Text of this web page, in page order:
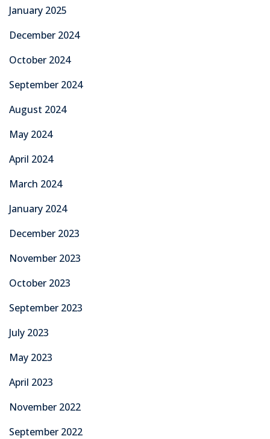
January 2025
December 2024
October 2024
September 2024
August 2024
May 2024
April 2024
March 2024
January 2024
December 2023
November 2023
October 2023
September 2023
July 2023
May 2023
April 2023
November 2022
September 2022